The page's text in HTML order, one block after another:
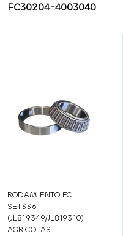
DAEWOO MATIZ
FC30204-4003040
RODAMIENTO FC
SET336
(JL819349/JL819310)
AGRICOLAS